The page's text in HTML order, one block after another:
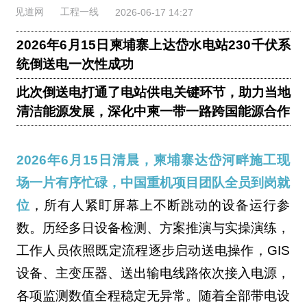
见道网 工程一线 2026-06-17 14:27
2026年6月15日柬埔寨上达岱水电站230千伏系
统倒送电一次性成功
此次倒送电打通了电站供电关键环节，助力当地
清洁能源发展，深化中柬一带一路跨国能源合作
2026年6月15日清晨，柬埔寨达岱河畔施工现
场一片有序忙碌，中国重机项目团队全员到岗就
位 ，所有人紧盯屏幕上不断跳动的设备运行参
数。历经多日设备检测、方案推演与实操演练，
工作人员依照既定流程逐步启动送电操作，GIS
设备、主变压器、送出输电线路依次接入电源，
各项监测数值全程稳定无异常。随着全部带电设